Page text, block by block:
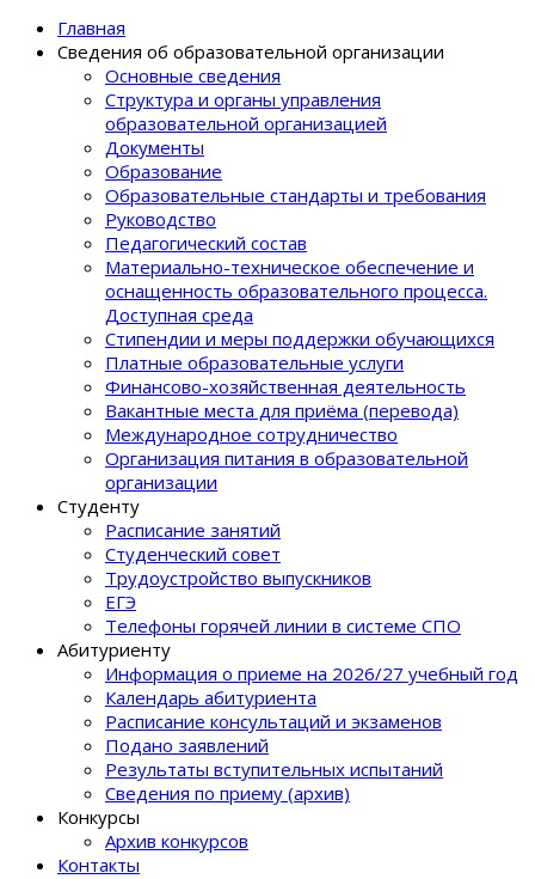
Главная
Сведения об образовательной организации
Основные сведения
Структура и органы управления
образовательной организацией
Документы
Образование
Образовательные стандарты и требования
Руководство
Педагогический состав
Материально-техническое обеспечение и
оснащенность образовательного процеcса.
Доступная среда
Стипендии и меры поддержки обучающихся
Платные образовательные услуги
Финансово-хозяйственная деятельность
Вакантные места для приёма (перевода)
Международное сотрудничество
Организация питания в образовательной
организации
Студенту
Расписание занятий
Студенческий совет
Трудоустройство выпускников
ЕГЭ
Телефоны горячей линии в системе СПО
Абитуриенту
Информация о приеме на 2026/27 учебный год
Календарь абитуриента
Расписание консультаций и экзаменов
Подано заявлений
Результаты вступительных испытаний
Сведения по приему (архив)
Конкурсы
Архив конкурсов
Контакты